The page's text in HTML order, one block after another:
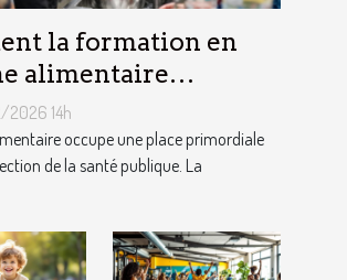
la formation en
alimentaire
t-elle la sécurité
?
14h
occupe une place primordiale
de la santé publique. La